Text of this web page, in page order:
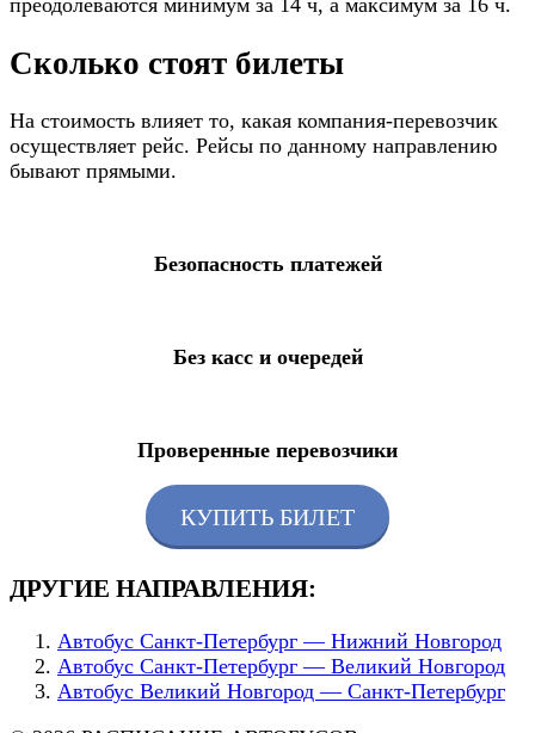
преодолеваются минимум за 14 ч, а максимум за 16 ч.
Сколько стоят билеты
На стоимость влияет то, какая компания-перевозчик
осуществляет рейс. Рейсы по данному направлению
бывают прямыми.
Безопасность платежей
Без касс и очередей
Проверенные перевозчики
КУПИТЬ БИЛЕТ
ДРУГИЕ НАПРАВЛЕНИЯ:
Автобус Санкт-Петербург — Нижний Новгород
Автобус Санкт-Петербург — Великий Новгород
Автобус Великий Новгород — Санкт-Петербург